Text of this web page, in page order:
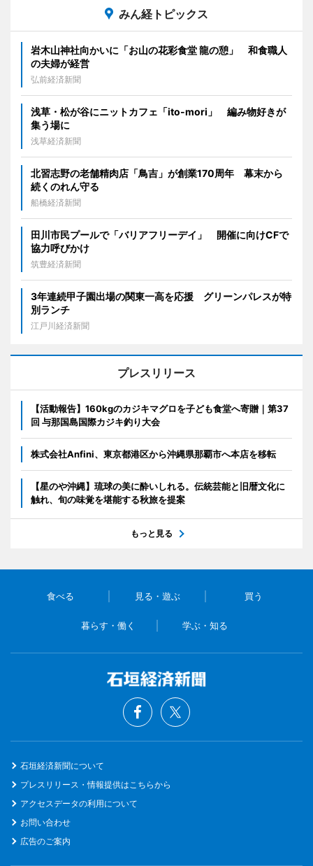
みん経トピックス
岩木山神社向かいに「お山の花彩食堂 龍の憩」 和食職人
の夫婦が経営
弘前経済新聞
浅草・松が谷にニットカフェ「ito-mori」 編み物好きが
集う場に
浅草経済新聞
北習志野の老舗精肉店「鳥吉」が創業170周年 幕末から
続くのれん守る
船橋経済新聞
田川市民プールで「バリアフリーデイ」 開催に向けCFで
協力呼びかけ
筑豊経済新聞
3年連続甲子園出場の関東一高を応援 グリーンパレスが特
別ランチ
江戸川経済新聞
プレスリリース
【活動報告】160kgのカジキマグロを子ども食堂へ寄贈｜第37
回 与那国島国際カジキ釣り大会
株式会社Anfini、東京都港区から沖縄県那覇市へ本店を移転
【星のや沖縄】琉球の美に酔いしれる。伝統芸能と旧暦文化に
触れ、旬の味覚を堪能する秋旅を提案
もっと見る
食べる 見る・遊ぶ 買う
暮らす・働く 学ぶ・知る
石垣経済新聞について
プレスリリース・情報提供はこちらから
アクセスデータの利用について
お問い合わせ
広告のご案内